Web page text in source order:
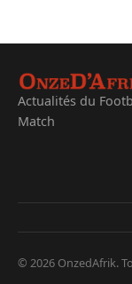
Actualités du
Match
© 2026 OnzedAfrik.